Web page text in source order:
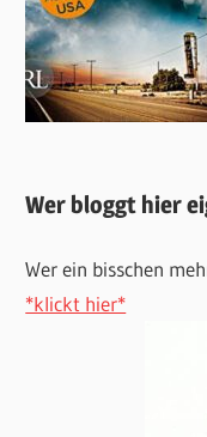
Wer bloggt hier
Wer ein bisschen
*klickt hier*